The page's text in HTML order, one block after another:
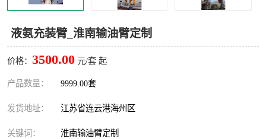
液氨充装臂_淮南输油臂定制
价格： 3500.00 元/套 起
产品数量： 9999.00套
发货地址： 江苏省连云港海州区
关键词： 淮南输油臂定制